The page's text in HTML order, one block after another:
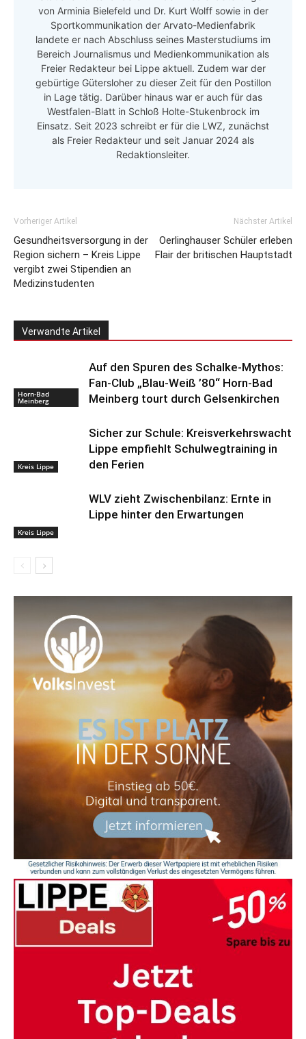
von Arminia Bielefeld und Dr. Kurt Wolff sowie in der
Sportkommunikation der Arvato-Medienfabrik
landete er nach Abschluss seines Masterstudiums im
Bereich Journalismus und Medienkommunikation als
Freier Redakteur bei Lippe aktuell. Zudem war der
gebürtige Gütersloher zu dieser Zeit für den Postillon
in Lage tätig. Darüber hinaus war er auch für das
Westfalen-Blatt in Schloß Holte-Stukenbrock im
Einsatz. Seit 2023 schreibt er für die LWZ, zunächst
als Freier Redakteur und seit Januar 2024 als
Redaktionsleiter.
Vorheriger Artikel
Gesundheitsversorgung in der
Region sichern – Kreis Lippe
vergibt zwei Stipendien an
Medizinstudenten
Nächster Artikel
Oerlinghauser Schüler erleben
Flair der britischen Hauptstadt
Verwandte Artikel
Horn-Bad
Meinberg
Auf den Spuren des Schalke-Mythos:
Fan-Club „Blau-Weiß ’80“ Horn-Bad
Meinberg tourt durch Gelsenkirchen
Kreis Lippe
Sicher zur Schule: Kreisverkehrswacht
Lippe empfiehlt Schulwegtraining in
den Ferien
Kreis Lippe
WLV zieht Zwischenbilanz: Ernte in
Lippe hinter den Erwartungen